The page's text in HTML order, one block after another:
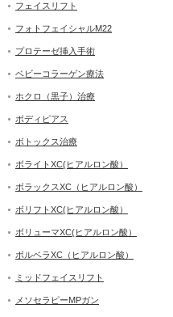
フェイスリフト
フォトフェイシャルM22
プロテーゼ挿入手術
ベビーコラーゲン療法
ホクロ（黒子）治療
ボディピアス
ボトックス治療
ボライトXC(ヒアルロン酸）
ボラックスXC（ヒアルロン酸）
ボリフトXC(ヒアルロン酸）
ボリューマXC(ヒアルロン酸）
ボルベラXC（ヒアルロン酸）
ミッドフェイスリフト
メソセラピーMPガン